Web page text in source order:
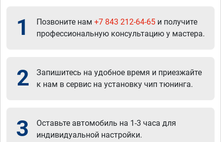
1 Позвоните нам +7 843 212-64-65 и получите
профессиональную консультацию у мастера.
2
Запишитесь на удобное время и приезжайте
к нам в сервис на установку чип тюнинга.
3
Оставьте автомобиль на 1-3 часа для
индивидуальной настройки.